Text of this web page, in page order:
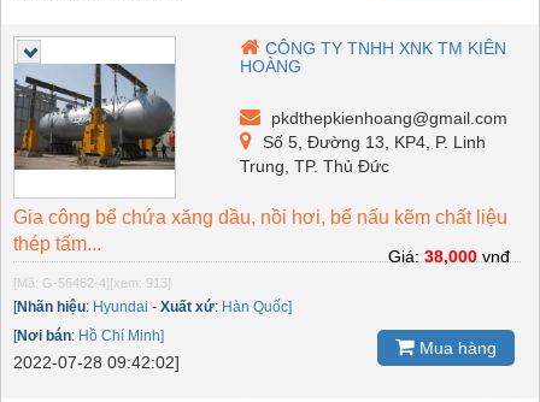
CÔNG TY TNHH XNK TM KIÊN
HOÀNG
pkdthepkienhoang@gmail.com
Số 5, Đường 13, KP4, P. Linh
Trung, TP. Thủ Đức
Gia công bể chứa xăng dầu, nồi hơi, bể nấu kẽm chất liệu
thép tấm...
[Mã: G-56462-4][xem: 913]
[Nhãn hiệu: Hyundai - Xuất xứ: Hàn Quốc]
[Nơi bán: Hồ Chí Minh]
2022-07-28 09:42:02]
Giá: 38,000 vnđ
Mua hàng